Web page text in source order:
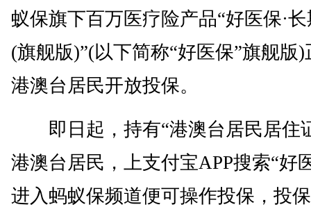
蚁保旗下百万医疗险产品“好医保·
(旗舰版)”(以下简称“好医保”旗舰版)
港澳台居民开放投保。
即日起，持有“港澳台居民居住
港澳台居民，上支付宝APP搜索“好
进入蚂蚁保频道便可操作投保，投